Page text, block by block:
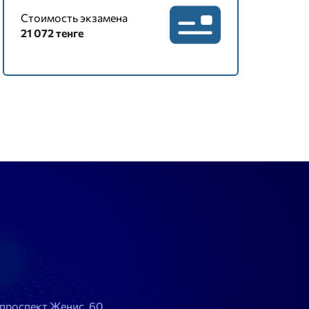
Стоимость экзамена
21 072 тенге
Женис, 60